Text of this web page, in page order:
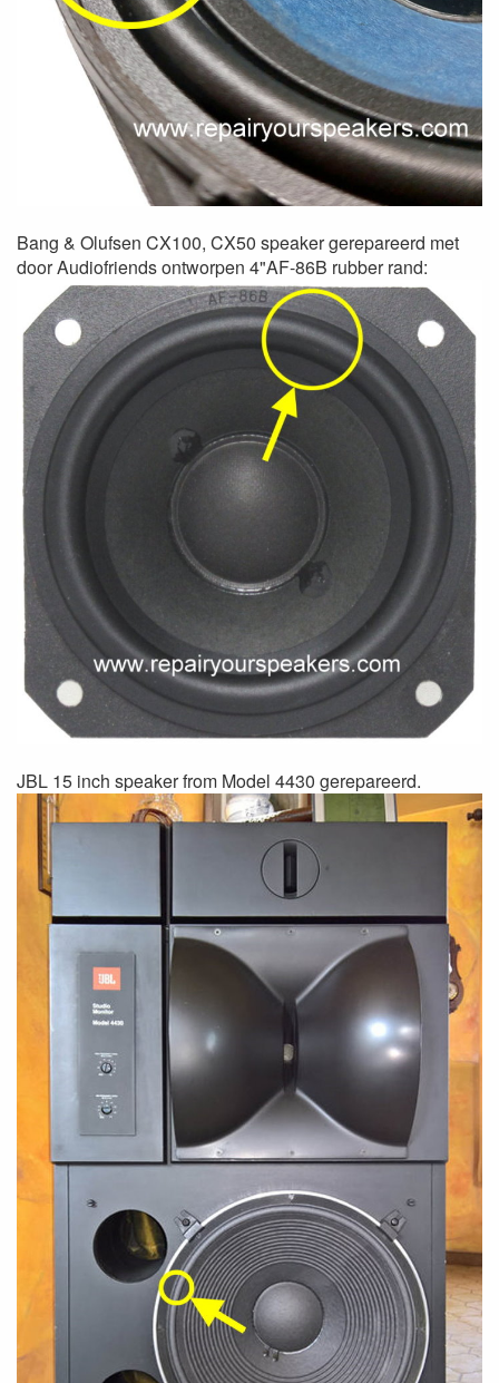
Bang & Olufsen CX100, CX50 speaker gerepareerd met
door Audiofriends ontworpen 4"AF-86B rubber rand:
JBL 15 inch speaker from Model 4430 gerepareerd.